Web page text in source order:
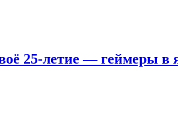
25-летие — геймеры в